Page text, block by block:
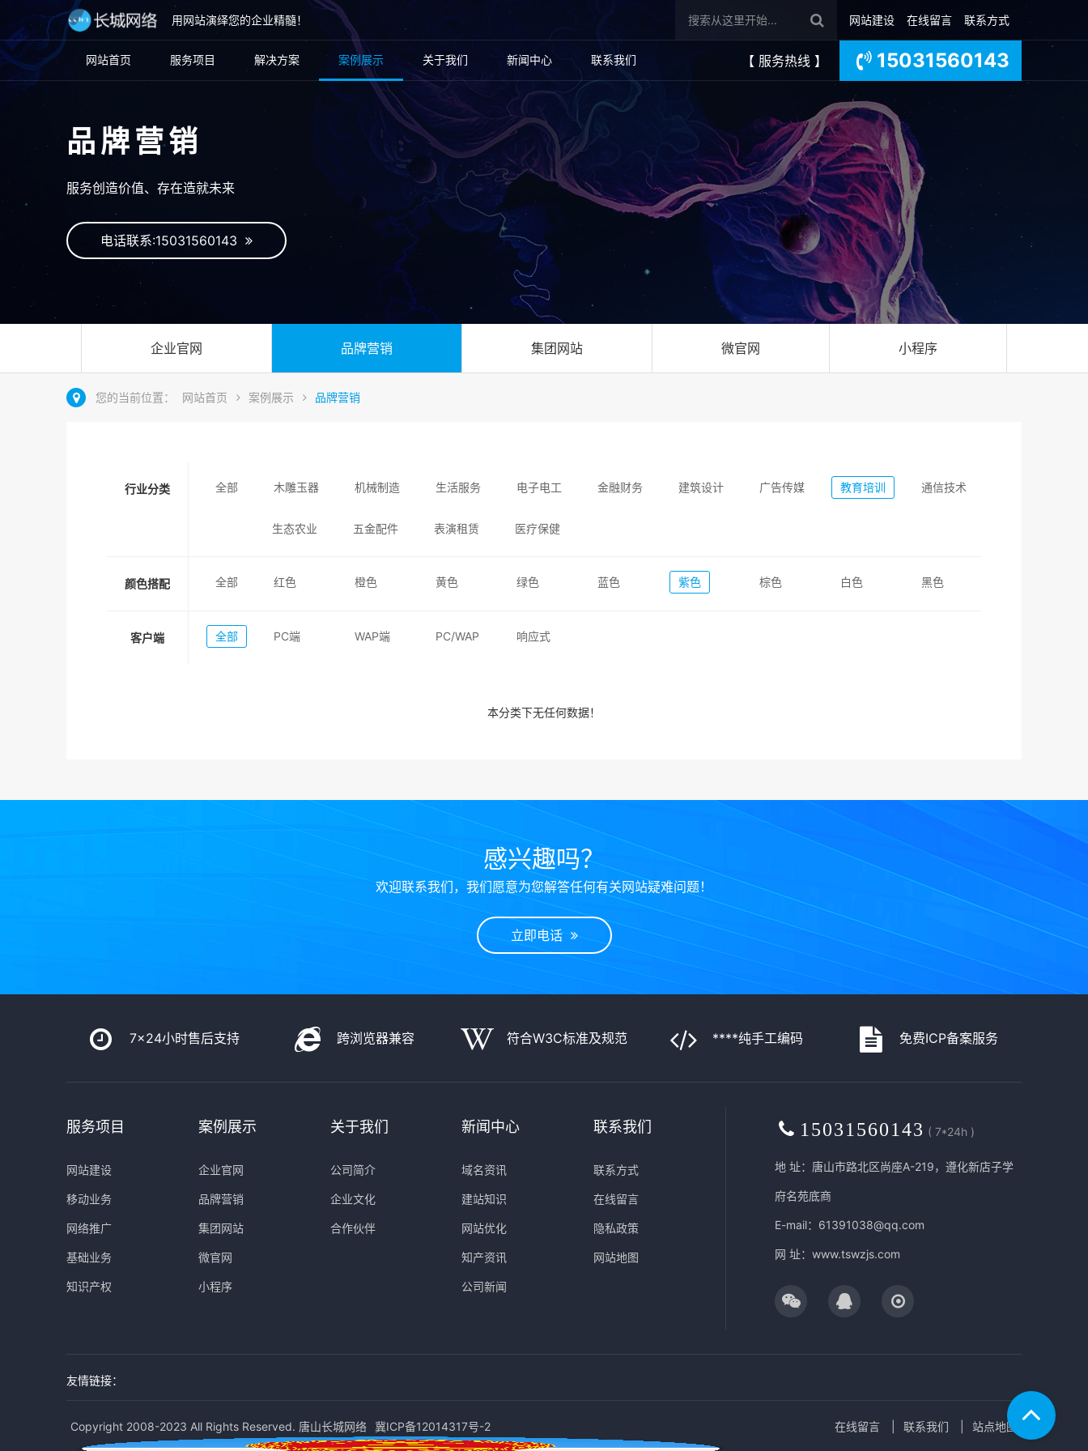
用网站演绎您的企业精髓！ 网站建设 在线留言 联系方式
网站首页 服务项目 解决方案 案例展示 关于我们 新闻中心 联系我们 【 服务热线 】 15031560143
品牌营销
服务创造价值、存在造就未来
电话联系:15031560143
企业官网 品牌营销 集团网站 微官网 小程序
您的当前位置： 网站首页 案例展示 品牌营销
行业分类 全部 木雕玉器 机械制造 生活服务 电子电工 金融财务 建筑设计 广告传媒 教育培训 通信技术
生态农业 五金配件 表演租赁 医疗保健
颜色搭配 全部 红色 橙色 黄色 绿色 蓝色 紫色 棕色 白色 黑色
客户端 全部 PC端 WAP端 PC/WAP 响应式
本分类下无任何数据！
感兴趣吗？
欢迎联系我们，我们愿意为您解答任何有关网站疑难问题！
立即电话
7x24小时售后支持 跨浏览器兼容 符合W3C标准及规范 ****纯手工编码 免费ICP备案服务
服务项目
网站建设
移动业务
网络推广
基础业务
知识产权
案例展示
企业官网
品牌营销
集团网站
微官网
小程序
关于我们
公司简介
企业文化
合作伙伴
新闻中心
域名资讯
建站知识
网站优化
知产资讯
公司新闻
联系我们
联系方式
在线留言
隐私政策
网站地图
15031560143 ( 7*24h )
地 址：唐山市路北区尚座A-219，遵化新店子学
府名苑底商
E-mail：61391038@qq.com
网 址：www.tswzjs.com
友情链接：
Copyright 2008-2023 All Rights Reserved. 唐山长城网络 冀ICP备12014317号-2 在线留言 联系我们 站点地图